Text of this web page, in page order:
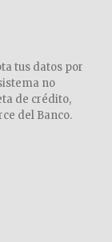
tus datos por
no
de crédito,
del Banco.